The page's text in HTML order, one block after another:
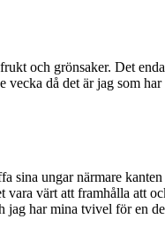
och grönsaker. Det
då det är jag som
sina ungar närmare kanten
värt att framhålla att
har mina tvivel för en